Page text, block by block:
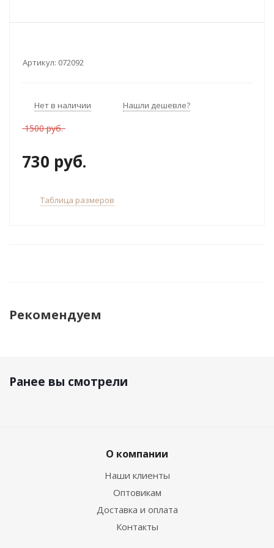
Артикул: 072092
Нет в наличии Нашли дешевле?
1500 руб.
730 руб.
Таблица размеров
Рекомендуем
Ранее вы смотрели
О компании
Наши клиенты
Оптовикам
Доставка и оплата
Контакты